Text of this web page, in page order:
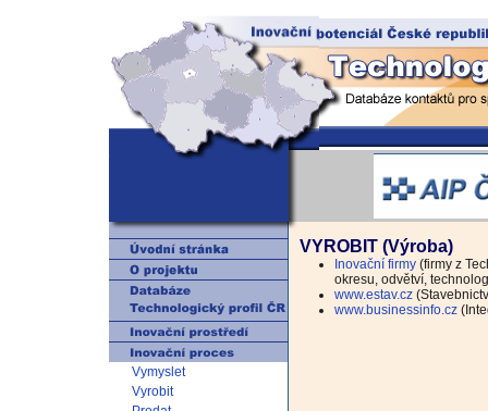
Vymyslet
Vyrobit
VYROBIT (Výroba)
Inovační firmy (firmy z
okresu, odvětví,
www.estav.cz
www.businessinfo.cz